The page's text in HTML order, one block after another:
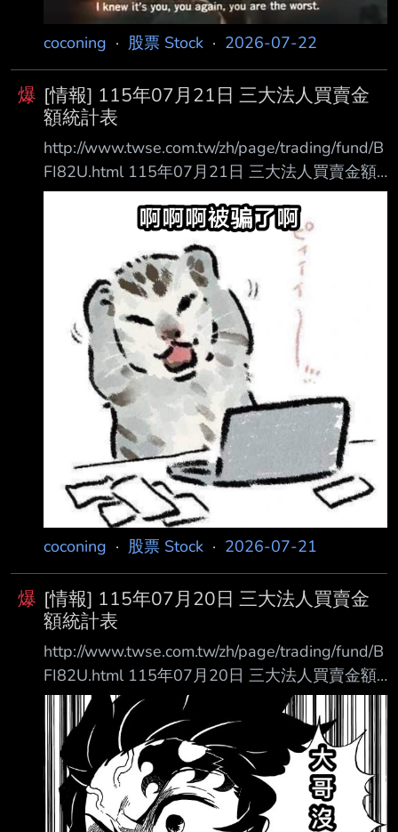
coconing · 股票 Stock · 2026-07-22
爆 [情報] 115年07月21日 三大法人買賣金
額統計表
http://www.twse.com.tw/zh/page/trading/fund/B
FI82U.html 115年07月21日 三大法人買賣金額
統計表 單位名稱 買進金額(億元) 賣出金額(億元)
買賣差額(億元) 自營商(自行買賣) 98.57 84.60
+13.97 自營商(避險) 293.55 272.44 +21.10 投
信 371.25 198.92 +172.32 外資及陸資
3427.88 3471.20 外資自營商 0 0 0
==========================
coconing · 股票 Stock · 2026-07-21
爆 [情報] 115年07月20日 三大法人買賣金
額統計表
http://www.twse.com.tw/zh/page/trading/fund/B
FI82U.html 115年07月20日 三大法人買賣金額
統計表 單位名稱 買進金額(億元) 賣出金額(億元)
買賣差額(億元) 自營商(自行買賣) 126.67
121.03 +5.63 自營商(避險) 528.62 614.91 投
信 356.85 210.37 +146.48 外資及陸資
4439.64 4500.48 外資自營商 0 0 0
================================